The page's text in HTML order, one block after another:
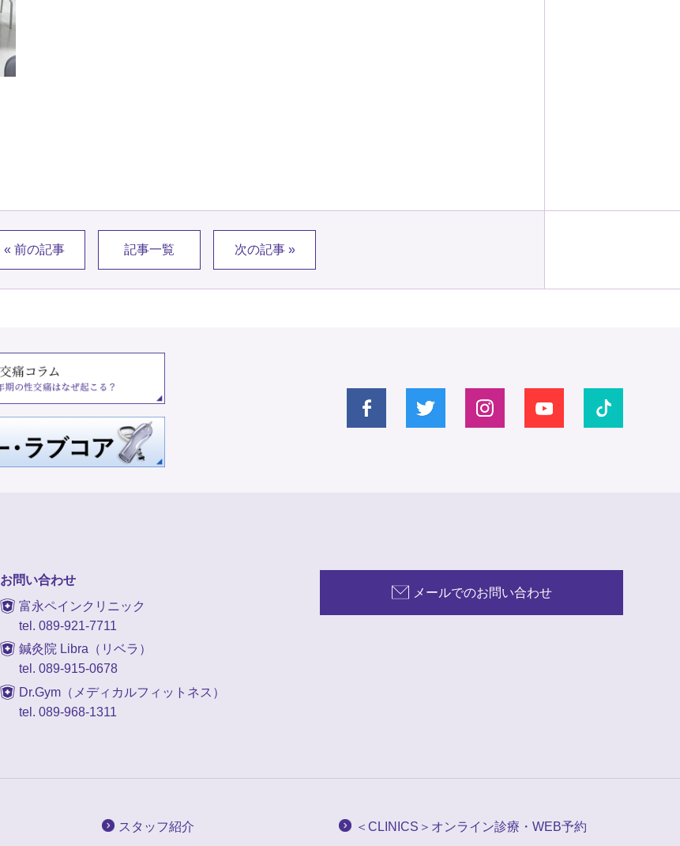
« 前の記事 記事一覧 次の記事 »
お問い合わせ
富永ペインクリニック
tel. 089-921-7711
鍼灸院 Libra（リベラ）
tel. 089-915-0678
Dr.Gym（メディカルフィットネス）
tel. 089-968-1311
メールでのお問い合わせ
スタッフ紹介 ＜CLINICS＞オンライン診療・WEB予約